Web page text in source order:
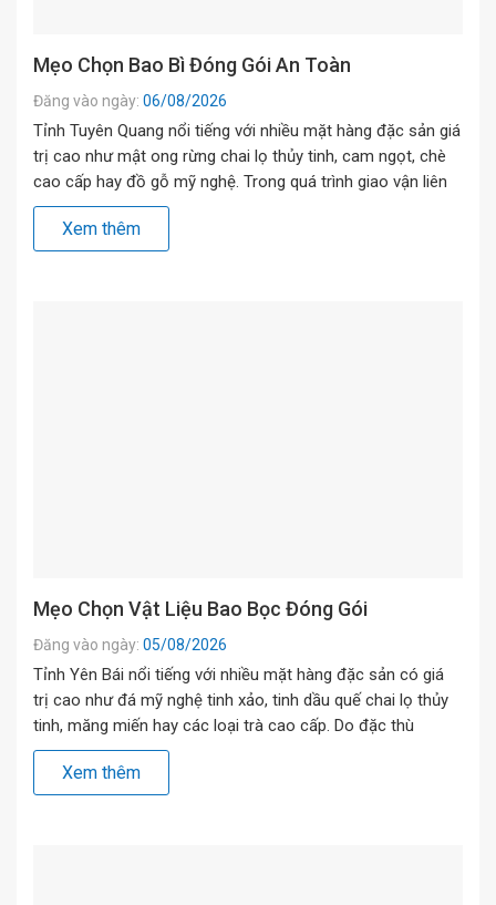
Mẹo Chọn Bao Bì Đóng Gói An Toàn
Đăng vào ngày: 06/08/2026
Tỉnh Tuyên Quang nổi tiếng với nhiều mặt hàng đặc sản giá
trị cao như mật ong rừng chai lọ thủy tinh, cam ngọt, chè
cao cấp hay đồ gỗ mỹ nghệ. Trong quá trình giao vận liên
tỉnh về miền xuôi, việc lựa chọn đúng loại vật liệu bao bọc
đóng vai trò quyết […]
Xem thêm
Mẹo Chọn Vật Liệu Bao Bọc Đóng Gói
Đăng vào ngày: 05/08/2026
Tỉnh Yên Bái nổi tiếng với nhiều mặt hàng đặc sản có giá
trị cao như đá mỹ nghệ tinh xảo, tinh dầu quế chai lọ thủy
tinh, măng miến hay các loại trà cao cấp. Do đặc thù
đường xa và vận chuyển liên tỉnh qua các tuyến cao tốc lẫn
đường đèo, khâu […]
Xem thêm